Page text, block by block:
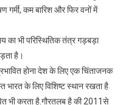
कम बारिश और फिर वनों में
का भी परिस्थितिक तंत्र गड़बड़ा
है।
होना देश के लिए एक चिंताजनक
भारत के लिए विशिष्ट स्थान रखता है
भी करता है.गौरतलब है की 2011से